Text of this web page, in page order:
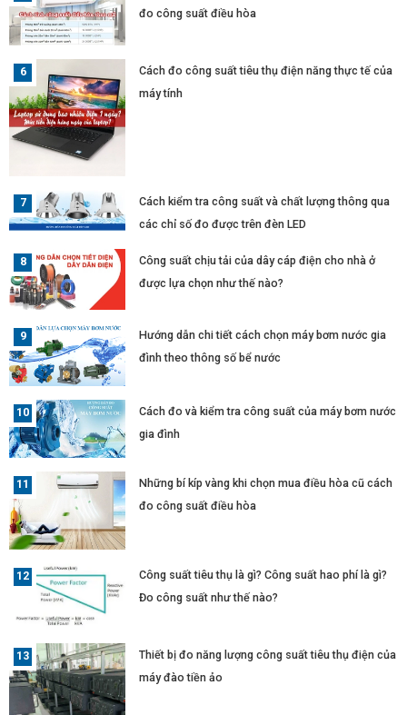
đo công suất điều hòa
Cách đo công suất tiêu thụ điện năng thực tế của
máy tính
Cách kiểm tra công suất và chất lượng thông qua
các chỉ số đo được trên đèn LED
Công suất chịu tải của dây cáp điện cho nhà ở
được lựa chọn như thế nào?
Hướng dẫn chi tiết cách chọn máy bơm nước gia
đình theo thông số bể nước
Cách đo và kiểm tra công suất của máy bơm nước
gia đình
Những bí kíp vàng khi chọn mua điều hòa cũ cách
đo công suất điều hòa
Công suất tiêu thụ là gì? Công suất hao phí là gì?
Đo công suất như thế nào?
Thiết bị đo năng lượng công suất tiêu thụ điện của
máy đào tiền ảo